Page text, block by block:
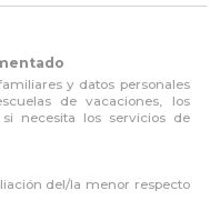
y datos personales
de vacaciones, los
necesita los servicios de
del/la menor respecto